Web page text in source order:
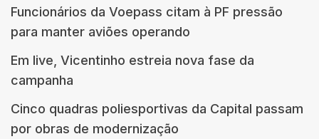
Funcionários da Voepass citam à PF pressão
para manter aviões operando
Em live, Vicentinho estreia nova fase da
campanha
Cinco quadras poliesportivas da Capital passam
por obras de modernização